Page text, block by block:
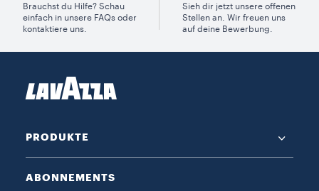
Brauchst du Hilfe? Schau
einfach in unsere FAQs oder
kontaktiere uns.
Sieh dir jetzt unsere offenen
Stellen an. Wir freuen uns
auf deine Bewerbung.
PRODUKTE
ABONNEMENTS